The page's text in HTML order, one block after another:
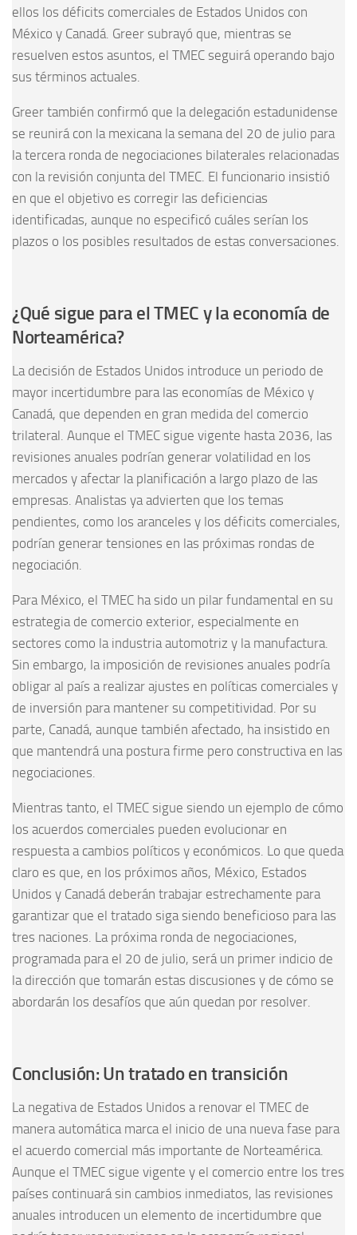
ellos los déficits comerciales de Estados Unidos con
México y Canadá. Greer subrayó que, mientras se
resuelven estos asuntos, el TMEC seguirá operando bajo
sus términos actuales.
Greer también confirmó que la delegación estadunidense
se reunirá con la mexicana la semana del 20 de julio para
la tercera ronda de negociaciones bilaterales relacionadas
con la revisión conjunta del TMEC. El funcionario insistió
en que el objetivo es corregir las deficiencias
identificadas, aunque no especificó cuáles serían los
plazos o los posibles resultados de estas conversaciones.
¿Qué sigue para el TMEC y la economía de
Norteamérica?
La decisión de Estados Unidos introduce un periodo de
mayor incertidumbre para las economías de México y
Canadá, que dependen en gran medida del comercio
trilateral. Aunque el TMEC sigue vigente hasta 2036, las
revisiones anuales podrían generar volatilidad en los
mercados y afectar la planificación a largo plazo de las
empresas. Analistas ya advierten que los temas
pendientes, como los aranceles y los déficits comerciales,
podrían generar tensiones en las próximas rondas de
negociación.
Para México, el TMEC ha sido un pilar fundamental en su
estrategia de comercio exterior, especialmente en
sectores como la industria automotriz y la manufactura.
Sin embargo, la imposición de revisiones anuales podría
obligar al país a realizar ajustes en políticas comerciales y
de inversión para mantener su competitividad. Por su
parte, Canadá, aunque también afectado, ha insistido en
que mantendrá una postura firme pero constructiva en las
negociaciones.
Mientras tanto, el TMEC sigue siendo un ejemplo de cómo
los acuerdos comerciales pueden evolucionar en
respuesta a cambios políticos y económicos. Lo que queda
claro es que, en los próximos años, México, Estados
Unidos y Canadá deberán trabajar estrechamente para
garantizar que el tratado siga siendo beneficioso para las
tres naciones. La próxima ronda de negociaciones,
programada para el 20 de julio, será un primer indicio de
la dirección que tomarán estas discusiones y de cómo se
abordarán los desafíos que aún quedan por resolver.
Conclusión: Un tratado en transición
La negativa de Estados Unidos a renovar el TMEC de
manera automática marca el inicio de una nueva fase para
el acuerdo comercial más importante de Norteamérica.
Aunque el TMEC sigue vigente y el comercio entre los tres
países continuará sin cambios inmediatos, las revisiones
anuales introducen un elemento de incertidumbre que